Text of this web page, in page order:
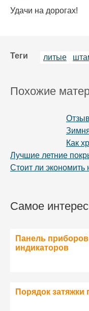
Удачи на дорогах!
Теги литые
Похожие
Как
Лучшие летние
Стоит ли экономить
Самое
Панель
индикаторов
Порядок затяжки